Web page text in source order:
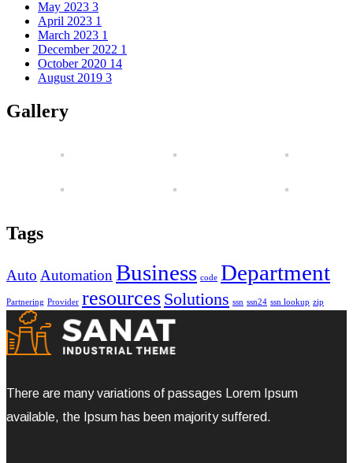
May 2023 3
April 2023 1
March 2023 1
December 2022 1
October 2020 14
August 2019 3
Gallery
Tags
Auto Automation Business code Department
Partnering Provider resources Solutions ssn ssn24 ssn lookup zip
There are many variations of passages Lorem Ipsum
available, the Ipsum has been majority suffered.